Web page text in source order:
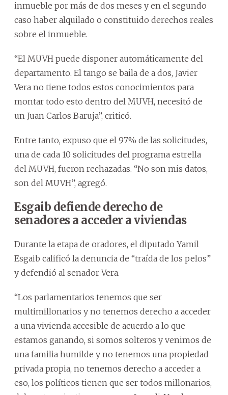
inmueble por más de dos meses y en el segundo
caso haber alquilado o constituido derechos reales
sobre el inmueble.
“El MUVH puede disponer automáticamente del
departamento. El tango se baila de a dos, Javier
Vera no tiene todos estos conocimientos para
montar todo esto dentro del MUVH, necesitó de
un Juan Carlos Baruja”, criticó.
Entre tanto, expuso que el 97% de las solicitudes,
una de cada 10 solicitudes del programa estrella
del MUVH, fueron rechazadas. “No son mis datos,
son del MUVH”, agregó.
Esgaib defiende derecho de
senadores a acceder a viviendas
Durante la etapa de oradores, el diputado Yamil
Esgaib calificó la denuncia de “traída de los pelos”
y defendió al senador Vera.
“Los parlamentarios tenemos que ser
multimillonarios y no tenemos derecho a acceder
a una vivienda accesible de acuerdo a lo que
estamos ganando, si somos solteros y venimos de
una familia humilde y no tenemos una propiedad
privada propia, no tenemos derecho a acceder a
eso, los políticos tienen que ser todos millonarios,